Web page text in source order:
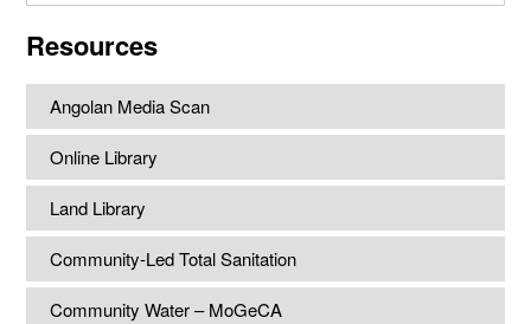
Resources
Angolan Media Scan
Online Library
Land Library
Community-Led Total Sanitation
Community Water – MoGeCA